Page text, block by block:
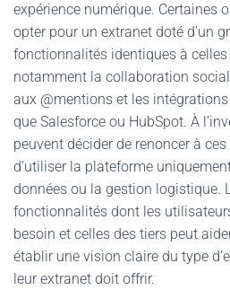
expérience numérique. Certaines
opter pour un extranet doté d’un
fonctionnalités identiques à
notamment la collaboration
aux @mentions et les
que Salesforce ou HubSpot. À
peuvent décider de renoncer à
d’utiliser la plateforme
données ou la gestion logistique.
fonctionnalités dont les
besoin et celles des tiers peut
établir une vision claire du type
leur extranet doit offrir.